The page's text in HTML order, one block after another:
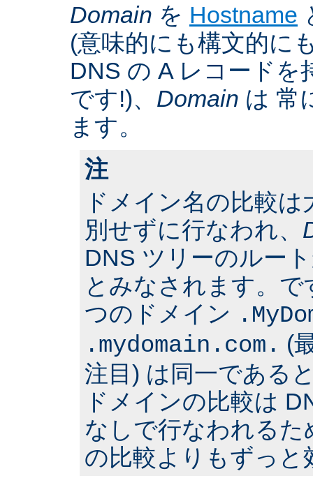
Domain を Hostname
(意味的にも構文的に
DNS の A レコードを
です!)、 Domain は 常
ます。
注
ドメイン名の比較
別せずに行なわれ、
DNS ツリーのルー
とみなされます。
つのドメイン
.mydomain.com. (
注目) は同一である
ドメインの比較は
なしで行なわれる
の比較よりもずっと